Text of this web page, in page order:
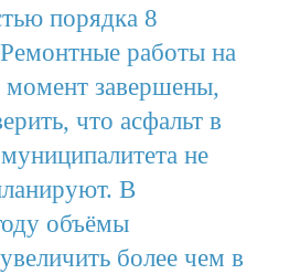
порядка 8
работы на
момент завершены,
что асфальт в
не
В
объёмы
более чем в